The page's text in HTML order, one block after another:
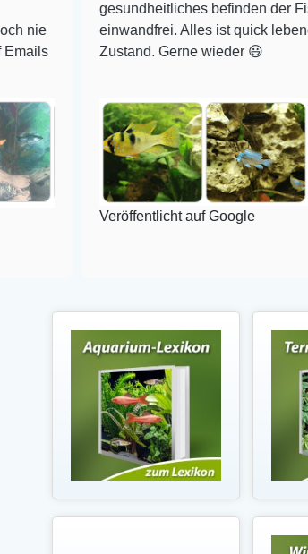
gesundheitliches befinden der Fische
einwandfrei. Alles ist quick lebendig und
Zustand. Gerne wieder 😃
Veröffentlicht auf Google